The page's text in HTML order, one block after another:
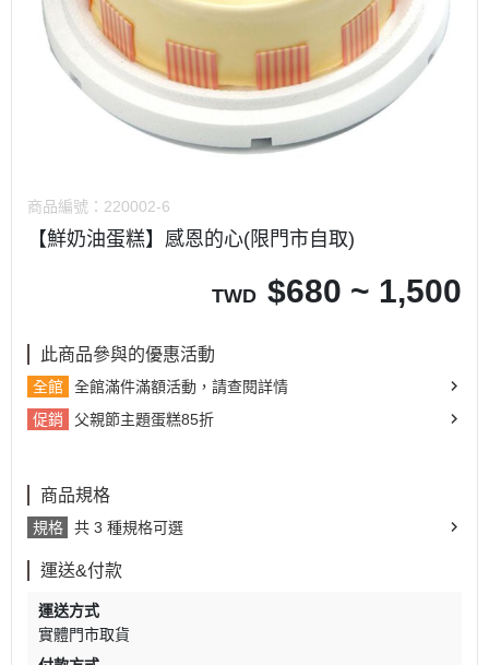
商品編號： 220002-6
【鮮奶油蛋糕】感恩的心(限門市自取)
TWD $680 ~ 1,500
此商品參與的優惠活動
全館
全館滿件滿額活動，請查閱詳情
促銷
父親節主題蛋糕85折
商品規格
規格 共 3 種規格可選
運送&付款
運送方式
實體門市取貨